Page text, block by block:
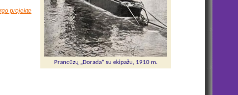
Prancūzų „Dorada“ su ekipažu, 1910 m.
projekte